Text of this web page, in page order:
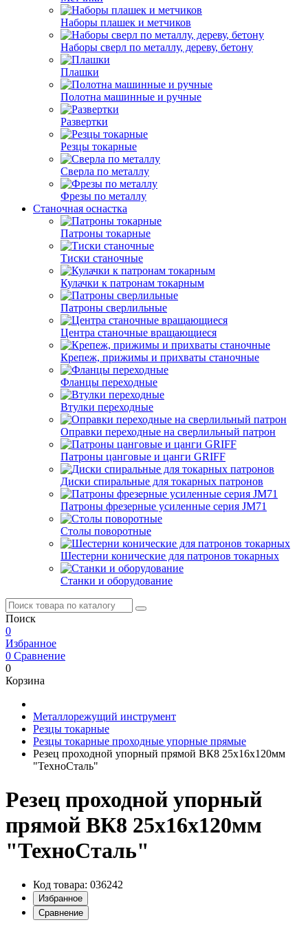
Наборы плашек и метчиков
Наборы сверл по металлу, дереву, бетону
Плашки
Полотна машинные и ручные
Развертки
Резцы токарные
Сверла по металлу
Фрезы по металлу
Станочная оснастка
Патроны токарные
Тиски станочные
Кулачки к патронам токарным
Патроны сверлильные
Центра станочные вращающиеся
Крепеж, прижимы и прихваты станочные
Фланцы переходные
Втулки переходные
Оправки переходные на сверлильный патрон
Патроны цанговые и цанги GRIFF
Диски спиральные для токарных патронов
Патроны фрезерные усиленные серия JM71
Столы поворотные
Шестерни конические для патронов токарных
Станки и оборудование
Поиск
0
Избранное
0 Сравнение
0
Корзина
Металлорежущий инструмент
Резцы токарные
Резцы токарные проходные упорные прямые
Резец проходной упорный прямой ВК8 25х16х120мм
"ТехноСталь"
Резец проходной упорный
прямой ВК8 25х16х120мм
"ТехноСталь"
Код товара: 036242
Избранное
Сравнение